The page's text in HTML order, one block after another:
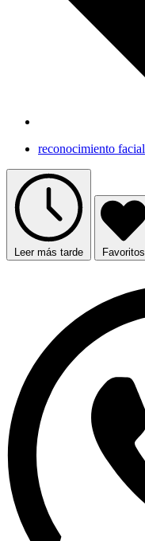
reconocimiento facial
Leer más tarde Favoritos